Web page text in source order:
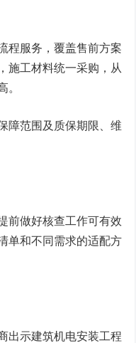
程服务，覆盖售前方案
施工材料统一采购，从
。
障范围及质保期限、维
前做好核查工作可有效
单和不同需求的适配方
出示建筑机电安装工程